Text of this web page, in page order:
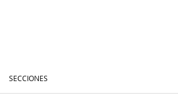
SECCIONES